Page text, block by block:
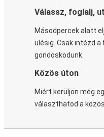
Válassz, foglalj,
Másodpercek alatt
ülésig. Csak intézd
gondoskodunk.
Közös úton
Miért kerüljön még
választhatod a